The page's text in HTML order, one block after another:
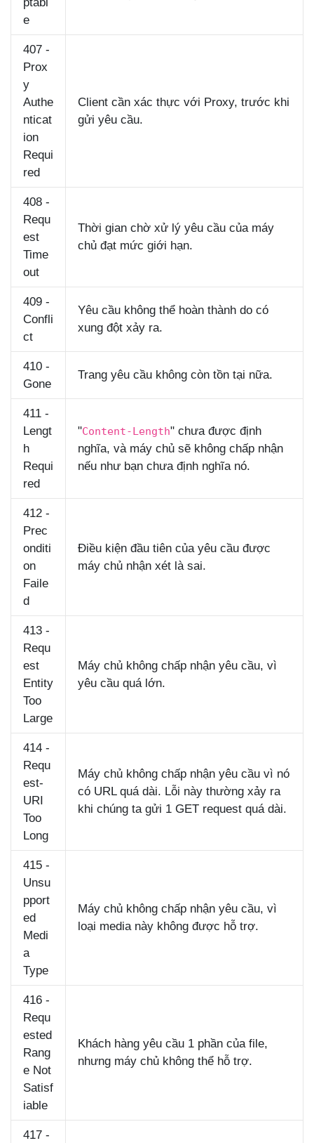
e
407 -
Prox
y
Authe
nticat
ion
Requi
red
Client cần xác thực với Proxy, trước khi
gửi yêu cầu.
408 -
Requ
est
Time
out
Thời gian chờ xử lý yêu cầu của máy
chủ đạt mức giới hạn.
409 -
Confli
ct
Yêu cầu không thể hoàn thành do có
xung đột xảy ra.
410 -
Gone
Trang yêu cầu không còn tồn tại nữa.
411 -
Lengt
h
Requi
red
"Content-Length" chưa được định
nghĩa, và máy chủ sẽ không chấp nhận
nếu như bạn chưa định nghĩa nó.
412 -
Prec
onditi
on
Faile
d
Điều kiện đầu tiên của yêu cầu được
máy chủ nhận xét là sai.
413 -
Requ
est
Entity
Too
Large
Máy chủ không chấp nhận yêu cầu, vì
yêu cầu quá lớn.
414 -
Requ
est-
URI
Too
Long
Máy chủ không chấp nhận yêu cầu vì nó
có URL quá dài. Lỗi này thường xảy ra
khi chúng ta gửi 1 GET request quá dài.
415 -
Unsu
pport
ed
Medi
a
Type
Máy chủ không chấp nhận yêu cầu, vì
loại media này không được hỗ trợ.
416 -
Requ
ested
Rang
e Not
Satisf
iable
Khách hàng yêu cầu 1 phần của file,
nhưng máy chủ không thể hỗ trợ.
417 -